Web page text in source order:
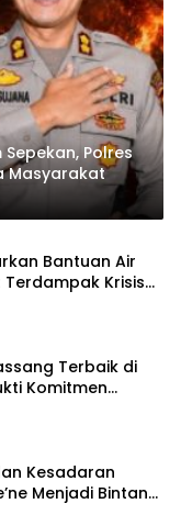
Polres
Masyarakat
Bantuan Air
Krisis
Terbaik di
Komitmen
Berkualitas
Kesadaran
Menjadi Bintang